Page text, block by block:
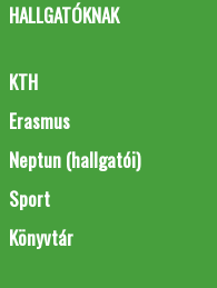
HALLGATÓKNAK
KTH
Erasmus
Neptun (hallgatói)
Sport
Könyvtár